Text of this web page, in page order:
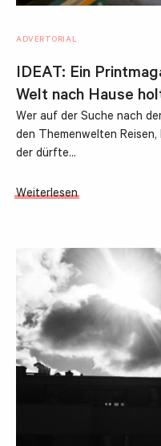
ADVERTORIAL
IDEAT: Ein
Welt nach Hause
Wer auf der Suche nach
den Themenwelten
der dürfte…
Weiterlesen